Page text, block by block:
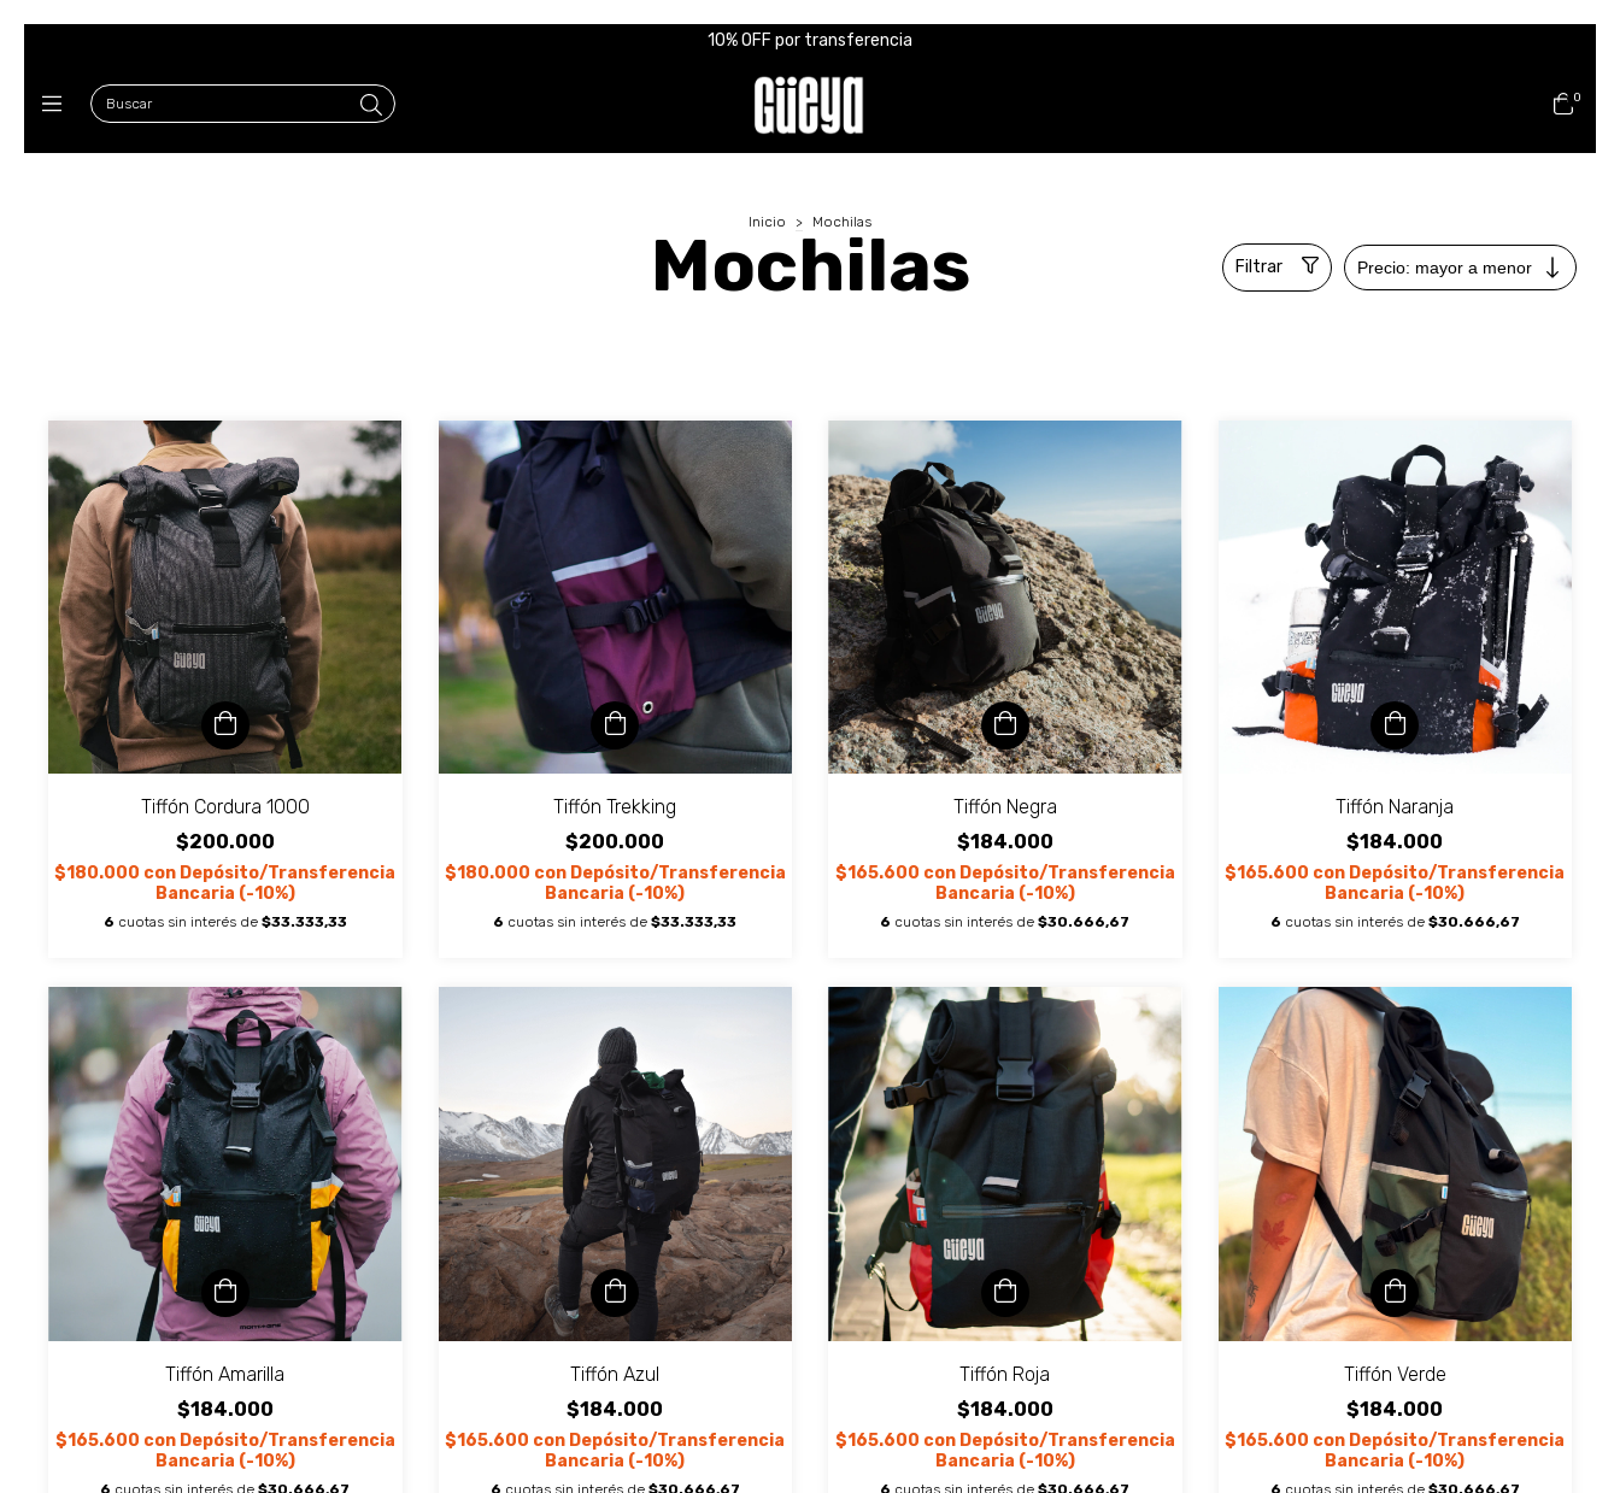
10% OFF por transferencia
0
Inicio > Mochilas
Mochilas Filtrar
Tiffón Cordura 1000
$200.000
$180.000 con Depósito/Transferencia
Bancaria (-10%)
6 cuotas sin interés de $33.333,33
Tiffón Trekking
$200.000
$180.000 con Depósito/Transferencia
Bancaria (-10%)
6 cuotas sin interés de$33.333,33
Tiffón Negra
$184.000
$165.600 con Depósito/Transferencia
Bancaria (-10%)
6 cuotas sin interés de$30.666,67
Tiffón Naranja
$184.000
$165.600 con Depósito/Transferencia
Bancaria (-10%)
6 cuotas sin interés de $30.666,67
Tiffón Amarilla
$184.000
$165.600 con Depósito/Transferencia
Bancaria (-10%)
6 cuotas sin interés de$30.666,67
Tiffón Azul
$184.000
$165.600 con Depósito/Transferencia
Bancaria (-10%)
6 cuotas sin interés de $30.666,67
Tiffón Roja
$184.000
$165.600 con Depósito/Transferencia
Bancaria (-10%)
6 cuotas sin interés de$30.666,67
Tiffón Verde
$184.000
$165.600 con Depósito/Transferencia
Bancaria (-10%)
6 cuotas sin interés de $30.666,67